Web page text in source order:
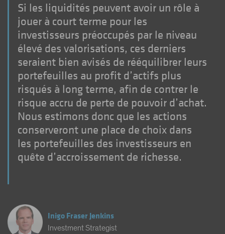
Si les liquidités peuvent avoir un rôle à
jouer à court terme pour les
investisseurs préoccupés par le niveau
élevé des valorisations, ces derniers
seraient bien avisés de rééquilibrer leurs
portefeuilles au profit d’actifs plus
risqués à long terme, afin de contrer le
risque accru de perte de pouvoir d’achat.
Nous estimons donc que les actions
conserveront une place de choix dans
les portefeuilles des investisseurs en
quête d’accroissement de richesse.
Inigo Fraser Jenkins
Investment Strategist